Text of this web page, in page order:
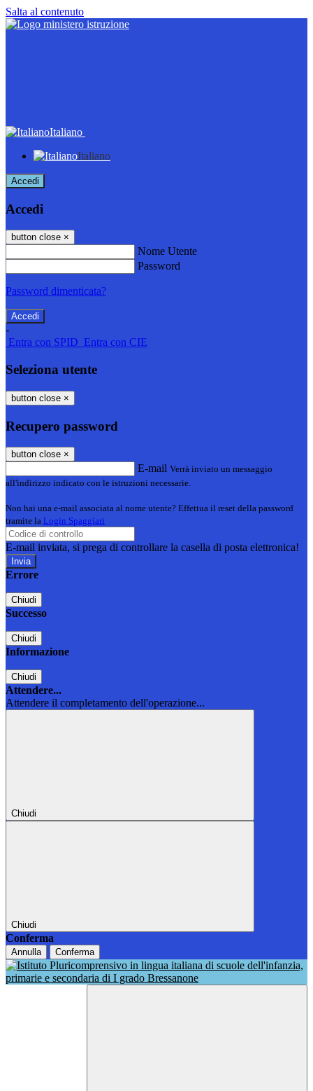
Salta al contenuto
Italiano
Italiano
Accedi
Accedi
button close ×
Nome Utente
Password
Password dimenticata?
-
Entra con SPID Entra con CIE
Seleziona utente
button close ×
Recupero password
button close ×
E-mail Verrà inviato un messaggio
all'indirizzo indicato con le istruzioni necessarie.
Non hai una e-mail associata al nome utente? Effettua il reset della password
tramite la Login Spaggiari
E-mail inviata, si prega di controllare la casella di posta elettronica!
Errore
Chiudi
Successo
Chiudi
Informazione
Chiudi
Attendere...
Attendere il completamento dell'operazione...
Chiudi
Chiudi
Conferma
Annulla Conferma